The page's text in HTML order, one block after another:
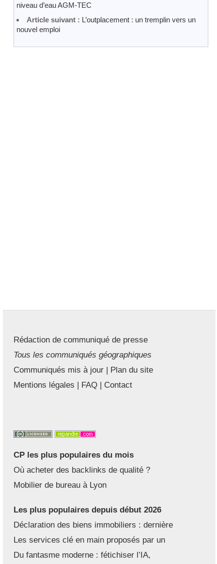
niveau d’eau AGM-TEC
Article suivant : L’outplacement : un tremplin vers un
nouvel emploi
Rédaction de communiqué de presse
Tous les communiqués géographiques
Communiqués mis à jour | Plan du site
Mentions légales | FAQ | Contact
CP les plus populaires du mois
Où acheter des backlinks de qualité ?
Mobilier de bureau à Lyon
Les plus populaires depuis début 2026
Déclaration des biens immobiliers : dernière
Les services clé en main proposés par un
Du fantasme moderne : fétichiser l’IA,